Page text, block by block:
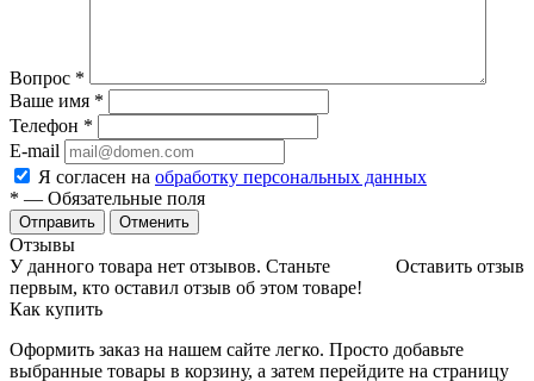
Вопрос *
Ваше имя *
Телефон *
E-mail
Я согласен на обработку персональных данных
* — Обязательные поля
Отменить
Отзывы
Оставить отзыв
У данного товара нет отзывов. Станьте
первым, кто оставил отзыв об этом товаре!
Как купить
Оформить заказ на нашем сайте легко. Просто добавьте
выбранные товары в корзину, а затем перейдите на страницу